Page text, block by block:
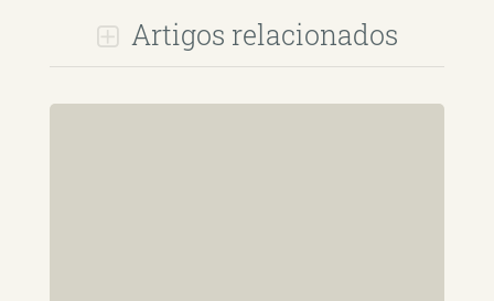
Artigos relacionados